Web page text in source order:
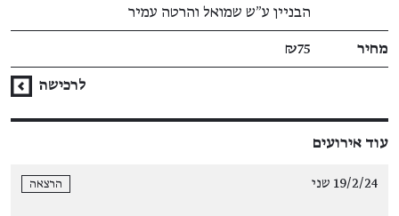
הבניין ע״ש שמואל והרטה עמיר
מחיר ₪75
לרכישה
עוד אירועים
19/2/24 שני הרצאה